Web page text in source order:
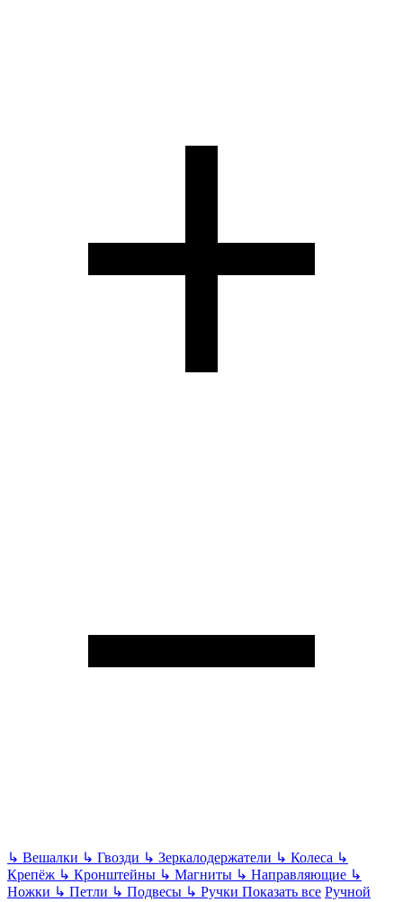
↳ Вешалки ↳ Гвозди ↳ Зеркалодержатели ↳ Колеса ↳
Крепёж ↳ Кронштейны ↳ Магниты ↳ Направляющие ↳
Ножки ↳ Петли ↳ Подвесы ↳ Ручки Показать все Ручной